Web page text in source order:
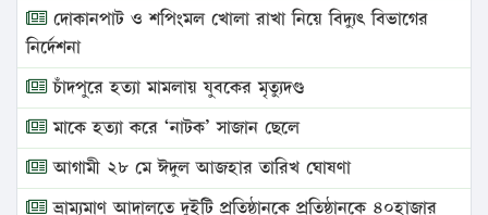
দোকানপাট ও শপিংমল খোলা রাখা নিয়ে বিদ্যুৎ বিভাগের
নির্দেশনা
চাঁদপুরে হত্যা মামলায় যুবকের মৃত্যুদণ্ড
মাকে হত্যা করে ‘নাটক’ সাজান ছেলে
আগামী ২৮ মে ঈদুল আজহার তারিখ ঘোষণা
ভ্রাম্যমাণ আদালতে দুইটি প্রতিষ্ঠানকে প্রতিষ্ঠানকে ৪০হাজার